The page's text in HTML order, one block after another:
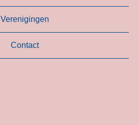
Verenigingen
Contact